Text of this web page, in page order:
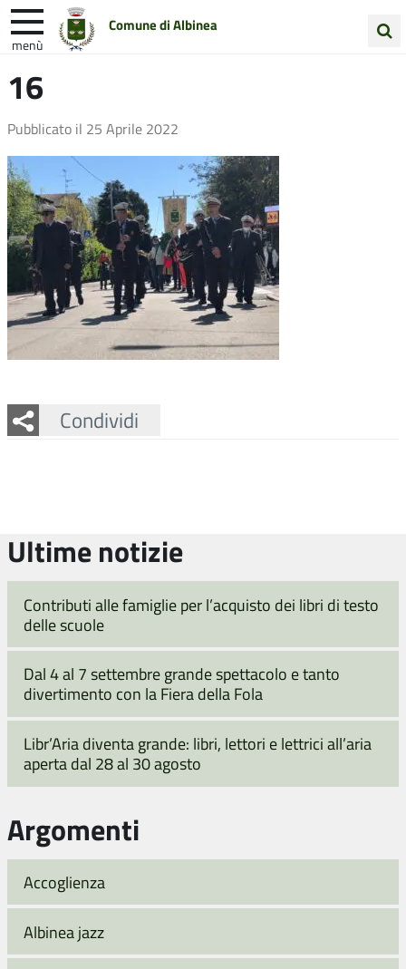
Comune di Albinea
menù
nel
Unione Colline Matildiche
16
Pubblicato il 25 Aprile 2022
Condividi
Facebook
Twitter
Whatsapp
Ultime notizie
Contributi alle famiglie per l’acquisto dei libri di testo
delle scuole
Dal 4 al 7 settembre grande spettacolo e tanto
divertimento con la Fiera della Fola
Libr’Aria diventa grande: libri, lettori e lettrici all’aria
aperta dal 28 al 30 agosto
Argomenti
Accoglienza
Albinea jazz